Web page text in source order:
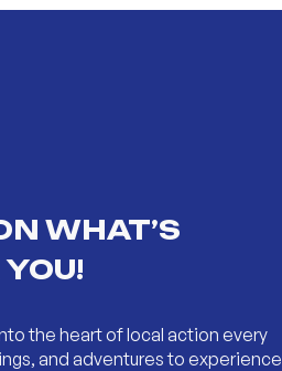
WHAT’S
the heart of local action every
and adventures to experience